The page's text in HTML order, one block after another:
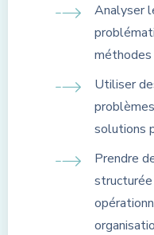
Analyser
méthodes
Utiliser
solutions
Prendre